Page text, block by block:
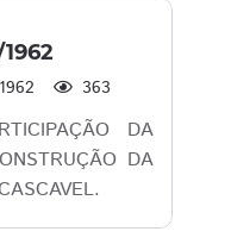
363
DA
DA